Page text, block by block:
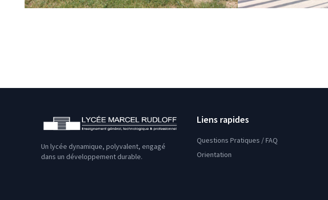
Un lycée dynamique, polyvalent, engagé
dans un développement durable.
Liens rapides
Questions Pratiques / FAQ
Orientation